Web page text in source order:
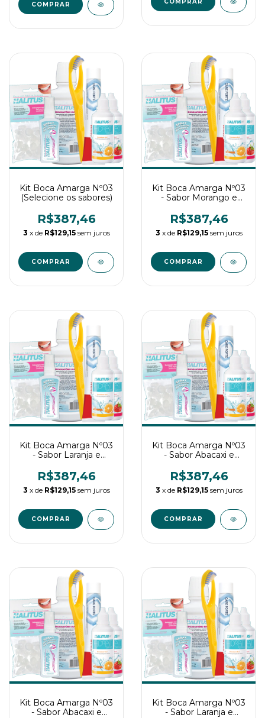
Kit Boca Amarga Nº03
(Selecione os sabores)
R$387,46
3 x de R$129,15 sem juros
Kit Boca Amarga Nº03
- Sabor Morango e
R$387,46
3 x de R$129,15 sem juros
COMPRAR
Kit Boca Amarga Nº03
- Sabor Laranja e
R$387,46
3 x de R$129,15 sem juros
COMPRAR
Kit Boca Amarga Nº03
- Sabor Abacaxi e
R$387,46
3 x de R$129,15 sem juros
COMPRAR
Kit Boca Amarga Nº03
- Sabor Abacaxi e
Kit Boca Amarga Nº03
- Sabor Laranja e